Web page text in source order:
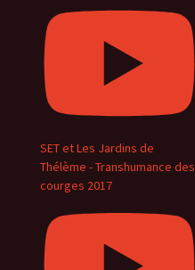
SET et Les Jardins de
Thélème - Transhumance des
courges 2017